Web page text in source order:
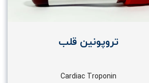
تروپونین قلب
Cardiac Troponin